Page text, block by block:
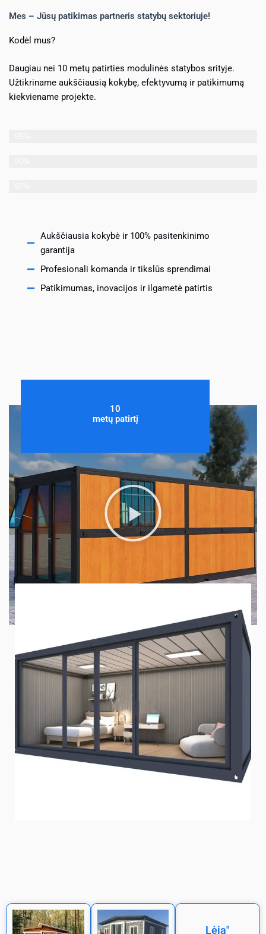
Mes – Jūsų patikimas partneris statybų sektoriuje!
Kodėl mus?
Daugiau nei 10 metų patirties modulinės statybos srityje.
Užtikriname aukščiausią kokybę, efektyvumą ir patikimumą
kiekviename projekte.
Aukščiausia kokybė ir 100% pasitenkinimo
garantija
Profesionali komanda ir tikslūs sprendimai
Patikimumas, inovacijos ir ilgametė patirtis
10
metų patirtį
y
Lėja"